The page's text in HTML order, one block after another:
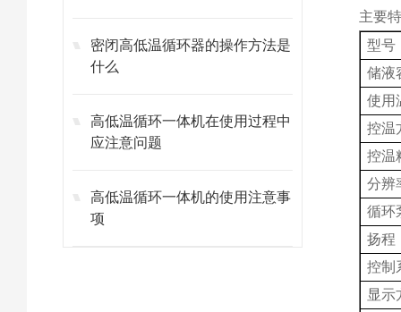
密闭高低温循环器的操作方法是
什么
高低温循环一体机在使用过程中
应注意问题
高低温循环一体机的使用注意事
项
主要
型号
储液
使用
控温
控温
分辨
循环
扬程
控制
显示